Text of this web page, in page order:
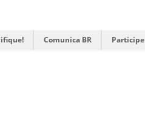
Comunica BR Participe